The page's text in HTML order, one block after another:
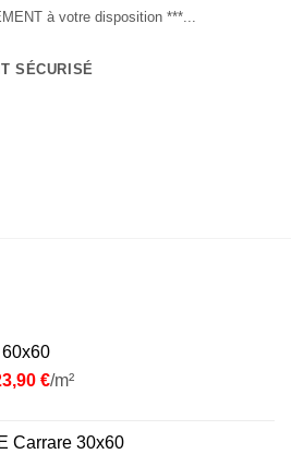
à votre disposition ***...
SÉCURISÉ
€/m²
Carrare 30x60